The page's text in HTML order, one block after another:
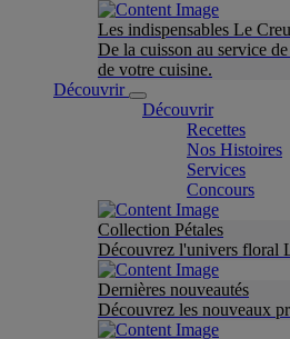
Les indispensables Le
De la cuisson au service
de votre cuisine.
Découvrir
Découvrir
Recettes
Nos Histoires
Services
Concours
Collection Pétales
Découvrez l'univers floral
Dernières nouveautés
Découvrez les nouveaux